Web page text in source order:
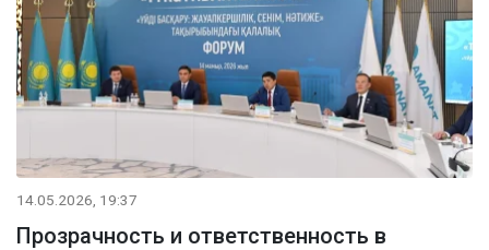
14.05.2026, 19:37
Прозрачность и ответственность в